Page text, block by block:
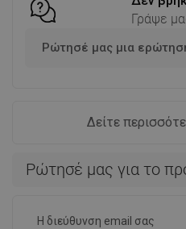
Γράψε
Ρώτησέ μας μια
Δείτε
Ρώτησέ μας για το